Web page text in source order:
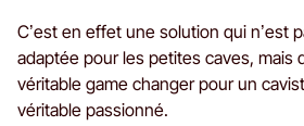
C’est en effet une solution qui n’est
adaptée pour les petites caves, mais
véritable game changer pour un
véritable passionné.